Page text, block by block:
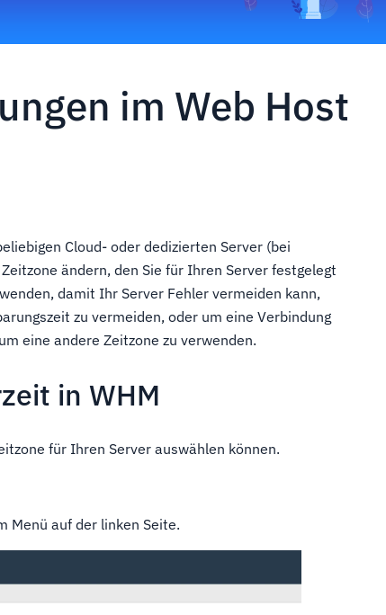
im Web Host
Cloud- oder dedizierten Server (bei
ändern, den Sie für Ihren Server festgelegt
damit Ihr Server Fehler vermeiden kann,
zu vermeiden, oder um eine Verbindung
eine andere Zeitzone zu verwenden.
in WHM
für Ihren Server auswählen können.
Menü auf der linken Seite.